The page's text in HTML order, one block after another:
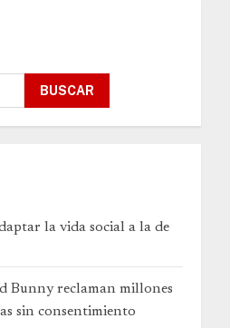
BUSCAR
la vida social a la de
Bunny reclaman millones
sin consentimiento